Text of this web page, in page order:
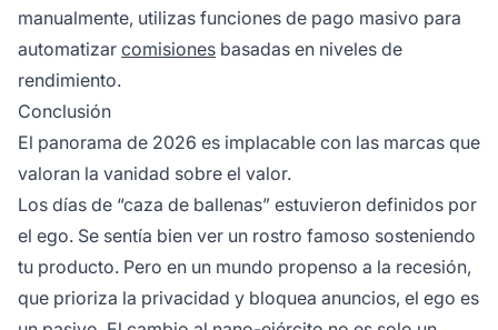
manualmente, utilizas funciones de pago masivo para
automatizar comisiones basadas en niveles de
rendimiento.
Conclusión
El panorama de 2026 es implacable con las marcas que
valoran la vanidad sobre el valor.
Los días de “caza de ballenas” estuvieron definidos por
el ego. Se sentía bien ver un rostro famoso sosteniendo
tu producto. Pero en un mundo propenso a la recesión,
que prioriza la privacidad y bloquea anuncios, el ego es